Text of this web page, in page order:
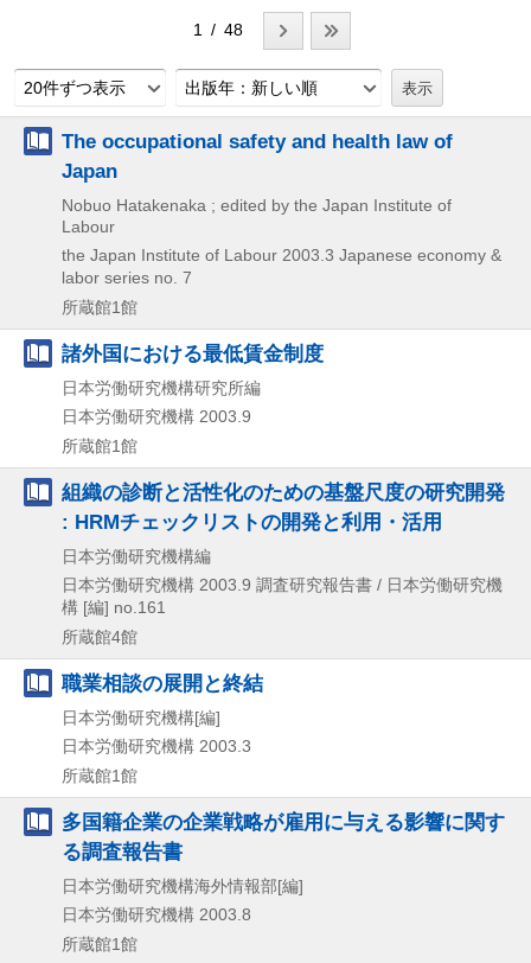
1 / 48
20件ずつ表示 出版年：新しい順
The occupational safety and health law of
Japan
Nobuo Hatakenaka ; edited by the Japan Institute of
Labour
the Japan Institute of Labour 2003.3 Japanese economy &
labor series no. 7
所蔵館1館
諸外国における最低賃金制度
日本労働研究機構研究所編
日本労働研究機構 2003.9
所蔵館1館
組織の診断と活性化のための基盤尺度の研究開発
: HRMチェックリストの開発と利用・活用
日本労働研究機構編
日本労働研究機構 2003.9 調査研究報告書 / 日本労働研究機
構 [編] no.161
所蔵館4館
職業相談の展開と終結
日本労働研究機構[編]
日本労働研究機構 2003.3
所蔵館1館
多国籍企業の企業戦略が雇用に与える影響に関す
る調査報告書
日本労働研究機構海外情報部[編]
日本労働研究機構 2003.8
所蔵館1館